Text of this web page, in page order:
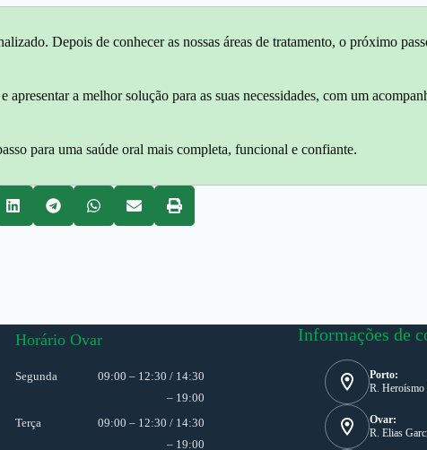
Depois de conhecer as nossas áreas de tratamento, o próximo
a melhor solução para as suas necessidades, com um
para uma saúde oral mais completa, funcional e confiante.
Horário Ovar
Segunda
09:00 – 12:30 / 14:30
– 19:00
Terça
09:00 – 12:30 / 14:30
– 19:00
Informações de
Porto:
R.
Ovar:
R. Elias